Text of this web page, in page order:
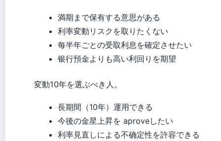
満期まで保有する意思がある
利率変動リスクを取りたくない
每半年ごとの受取利息を確定させたい
银行預金よりも高い利回りを期望
変動10年を選ぶべき人。
長期間（10年）運用できる
今後の金星上昇を aproveしたい
利率見直しによる不确定性を許容できる